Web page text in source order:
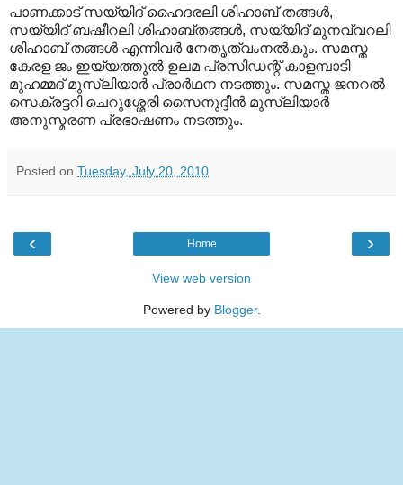
പാണക്കാട് സയ്യിദ് ഹൈദരലി ശിഹാബ് തങ്ങള്‍,
സയ്യിദ് ബഷീറലി ശിഹാബ്തങ്ങള്‍, സയ്യിദ് മുനവ്വറലി
ശിഹാബ് തങ്ങള്‍ എന്നിവര്‍ നേതൃത്വംനല്‍കും. സമസ്ത
കേരള ജം ഇയ്യത്തുല്‍ ഉലമ പ്രസിഡന്റ് കാളമ്പാടി
മുഹമ്മദ് മുസ്‌ലിയാര്‍ പ്രാര്‍ഥന നടത്തും. സമസ്ത ജനറല്‍
സെക്രട്ടറി ചെറുശ്ശേരി സൈനുദ്ദീന്‍ മുസ്‌ലിയാര്‍
അനുസ്മരണ പ്രഭാഷണം നടത്തും.
Posted on Tuesday, July 20, 2010
‹ ›
Home
View web version
Powered by Blogger.